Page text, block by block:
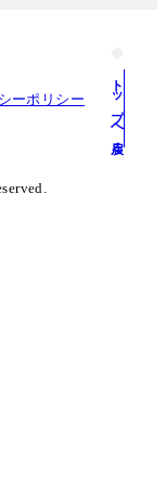
トップへ戻る
ーポリシー